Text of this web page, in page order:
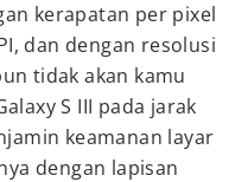
kerapatan per pixel
dan dengan resolusi
tidak akan kamu
S III pada jarak
keamanan layar
dengan lapisan